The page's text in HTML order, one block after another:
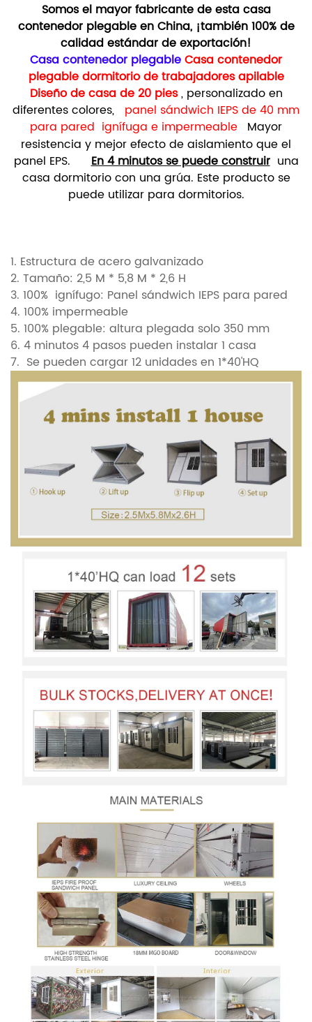
Somos el mayor fabricante de esta casa
contenedor plegable en China, ¡también 100% de
calidad estándar de exportación!
Casa contenedor plegableCasa contenedor
plegable dormitorio de trabajadores apilable
Diseño de casa de 20 pies, personalizado en
diferentes colores, panel sándwich IEPS de 40 mm
para pared ignífuga e impermeable Mayor
resistencia y mejor efecto de aislamiento que el
panel EPS.
En 4 minutos se puede construiruna
casa dormitorio con una grúa. Este producto se
puede utilizar para dormitorios.
1. Estructura de acero galvanizado
2. Tamaño: 2,5 M * 5,8 M * 2,6 H
3. 100% ignífugo: Panel sándwich IEPS para pared
4. 100% impermeable
5. 100% plegable: altura plegada solo 350 mm
6. 4 minutos 4 pasos pueden instalar 1 casa
7. Se pueden cargar 12 unidades en 1*40'HQ